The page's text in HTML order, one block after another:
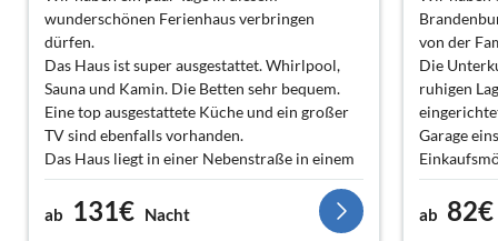
wunderschönen Ferienhaus verbringen
dürfen.
Das Haus ist super ausgestattet. Whirlpool,
Sauna und Kamin. Die Betten sehr bequem.
Eine top ausgestattete Küche und ein großer
TV sind ebenfalls vorhanden.
Das Haus liegt in einer Nebenstraße in einem
kleinem Dorf.
Uns hat die Ruhe hier gut gefallen. Wir
ab 131€ Nacht
von der
Die
ruhigen
Garage
ALLES
ab 82€